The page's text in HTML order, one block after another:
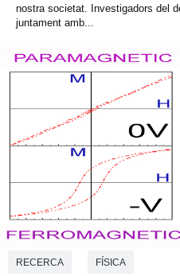
nostra societat. Investigadors del
juntament amb...
RECERCA FÍSICA